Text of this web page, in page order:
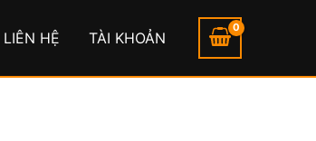
LIÊN HỆ TÀI KHOẢN